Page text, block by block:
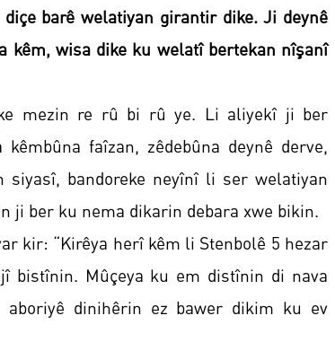
barê welatiyan girantir dike. Ji deynê
kêm, wisa dike ku welatî bertekan nîşanî
mezin re rû bi rû ye. Li aliyekî ji ber
faîzan, zêdebûna deynê derve,
bandoreke neyînî li ser welatiyan
ji ber ku nema dikarin debara xwe bikin.
kir: “Kirêya herî kêm li Stenbolê 5 hezar
Mûçeya ku em distînin di nava
dinihêrin ez bawer dikim ku ev